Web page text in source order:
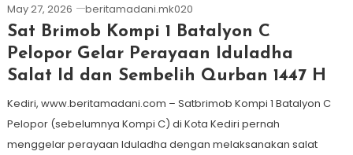
May 27, 2026 beritamadani.mk020
Sat Brimob Kompi 1 Batalyon C
Pelopor Gelar Perayaan Iduladha
Salat Id dan Sembelih Qurban 1447 H
Kediri, www.beritamadani.com – Satbrimob Kompi 1 Batalyon C
Pelopor (sebelumnya Kompi C) di Kota Kediri pernah
menggelar perayaan Iduladha dengan melaksanakan salat